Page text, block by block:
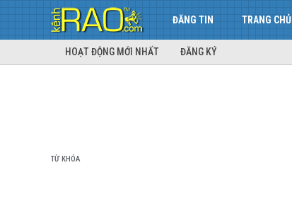
ĐĂNG TIN TRANG CHỦ
HOẠT ĐỘNG MỚI NHẤT ĐĂNG KÝ
TỪ KHÓA